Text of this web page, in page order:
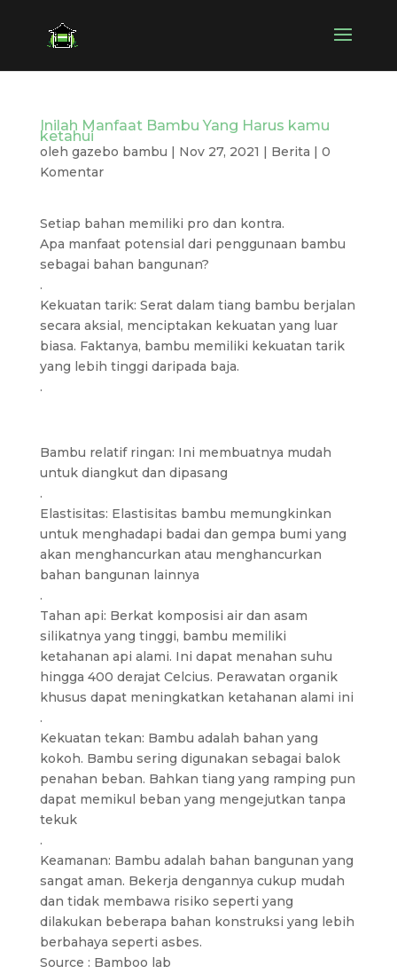
Inilah Manfaat Bambu Yang Harus kamu
ketahui
oleh gazebo bambu | Nov 27, 2021 | Berita | 0
Komentar
Setiap bahan memiliki pro dan kontra.
Apa manfaat potensial dari penggunaan bambu
sebagai bahan bangunan?
.
Kekuatan tarik: Serat dalam tiang bambu berjalan
secara aksial, menciptakan kekuatan yang luar
biasa. Faktanya, bambu memiliki kekuatan tarik
yang lebih tinggi daripada baja.
.
Bambu relatif ringan: Ini membuatnya mudah
untuk diangkut dan dipasang
.
Elastisitas: Elastisitas bambu memungkinkan
untuk menghadapi badai dan gempa bumi yang
akan menghancurkan atau menghancurkan
bahan bangunan lainnya
.
Tahan api: Berkat komposisi air dan asam
silikatnya yang tinggi, bambu memiliki
ketahanan api alami. Ini dapat menahan suhu
hingga 400 derajat Celcius. Perawatan organik
khusus dapat meningkatkan ketahanan alami ini
.
Kekuatan tekan: Bambu adalah bahan yang
kokoh. Bambu sering digunakan sebagai balok
penahan beban. Bahkan tiang yang ramping pun
dapat memikul beban yang mengejutkan tanpa
tekuk
.
Keamanan: Bambu adalah bahan bangunan yang
sangat aman. Bekerja dengannya cukup mudah
dan tidak membawa risiko seperti yang
dilakukan beberapa bahan konstruksi yang lebih
berbahaya seperti asbes.
Source : Bamboo lab